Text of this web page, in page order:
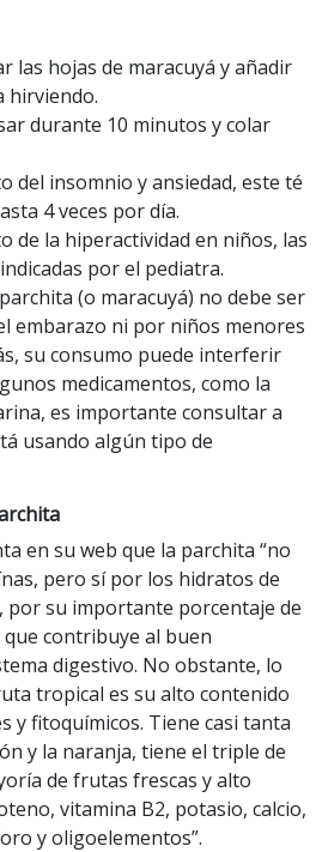
las hojas de maracuyá y añadir
hirviendo.
durante 10 minutos y colar
del insomnio y ansiedad, este té
4 veces por día.
de la hiperactividad en niños, las
por el pediatra.
(o maracuyá) no debe ser
embarazo ni por niños menores
su consumo puede interferir
medicamentos, como la
es importante consultar a
usando algún tipo de
en su web que la parchita “no
pero sí por los hidratos de
por su importante porcentaje de
contribuye al buen
digestivo. No obstante, lo
tropical es su alto contenido
y fitoquímicos. Tiene casi tanta
y la naranja, tiene el triple de
de frutas frescas y alto
vitamina B2, potasio, calcio,
y oligoelementos”.